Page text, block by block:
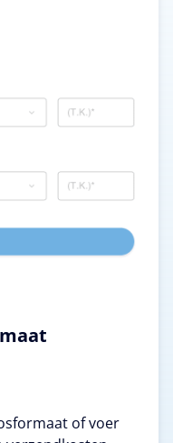
of voer